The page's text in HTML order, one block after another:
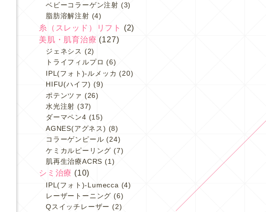
ベビーコラーゲン注射 (3)
脂肪溶解注射 (4)
糸（スレッド）リフト
(2)
美肌・肌育治療 (127)
ジェネシス (2)
トライフィルプロ (6)
IPL(フォト)-ルメッカ (20)
HIFU(ハイフ) (9)
ポテンツァ (26)
水光注射 (37)
ダーマペン4 (15)
AGNES(アグネス) (8)
コラーゲンピール (24)
ケミカルピーリング (7)
肌再生治療ACRS (1)
シミ治療 (10)
IPL(フォト)-Lumecca (4)
レーザートーニング (6)
Qスイッチレーザー (2)